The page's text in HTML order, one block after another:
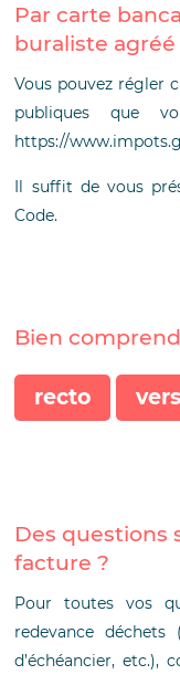
Par carte
buraliste agréé
Vous pouvez régler
publiques que
https://
Il suffit de vous
Code.
Bien
recto
Des questions
facture ?
Pour toutes vos
redevance
d’échéancier,